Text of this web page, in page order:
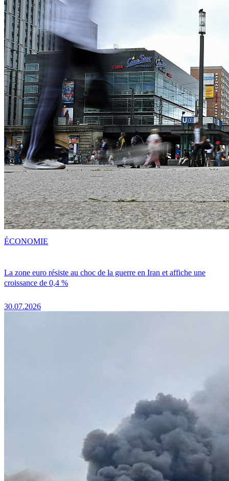
La zone euro résiste au choc de la guerre en Iran et affiche une
croissance de 0,4 %
30.07.2026
ÉCONOMIE